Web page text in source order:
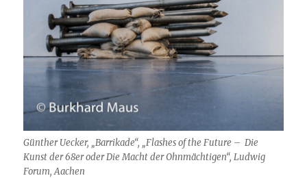
Günther Uecker, „Barrikade“, „Flashes of the Future – Die
Kunst der 68er oder Die Macht der Ohnmächtigen“, Ludwig
Forum, Aachen